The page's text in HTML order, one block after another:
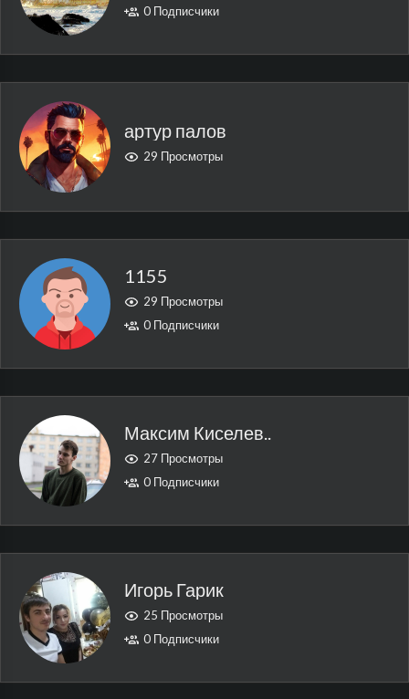
0 Подписчики
артур палов
29 Просмотры
1155
29 Просмотры
0 Подписчики
Максим Киселев..
27 Просмотры
0 Подписчики
Игорь Гарик
25 Просмотры
0 Подписчики